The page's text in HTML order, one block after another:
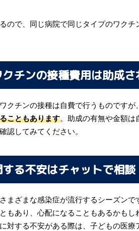
ので、同じ病院で同じタイプのワクチ
チンの接種費用は助成さ
クチンの接種は自費で行うものですが、
こともあります。助成の有無や金額は
認してみてください。
る不安はチャットで相談
まざまな感染症が流行するシーズンで
もあり、心配になることもあるかもし
対する不安がある際は、子どもの医療